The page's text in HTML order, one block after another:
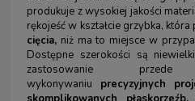
produkuje z wysokiej jakości
rękojeść w kształcie grzybka,
cięcia, niż ma to miejsce w
Dostępne szerokości są
zastosowanie
wykonywaniu precyzyjnych